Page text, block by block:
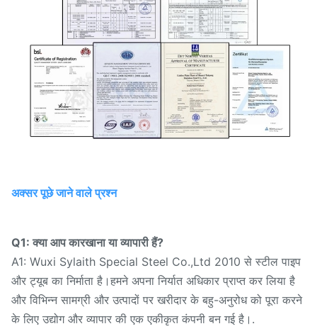
अक्सर पूछे जाने वाले प्रश्न
Q1: क्या आप कारखाना या व्यापारी हैं?
A1: Wuxi Sylaith Special Steel Co.,Ltd 2010 से स्टील पाइप
और ट्यूब का निर्माता है।हमने अपना निर्यात अधिकार प्राप्त कर लिया है
और विभिन्न सामग्री और उत्पादों पर खरीदार के बहु-अनुरोध को पूरा करने
के लिए उद्योग और व्यापार की एक एकीकृत कंपनी बन गई है।.